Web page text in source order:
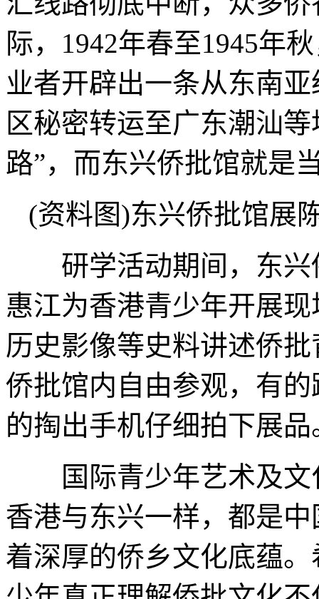
际，1942年春至1945年
业者开辟出一条从东南
区秘密转运至广东潮汕
路”，而东兴侨批馆就是
(资料图)东兴侨批馆展
研学活动期间，东兴
惠江为香港青少年开展
历史影像等史料讲述侨
侨批馆内自由参观，有
的掏出手机仔细拍下展品
国际青少年艺术及文
香港与东兴一样，都是
着深厚的侨乡文化底蕴